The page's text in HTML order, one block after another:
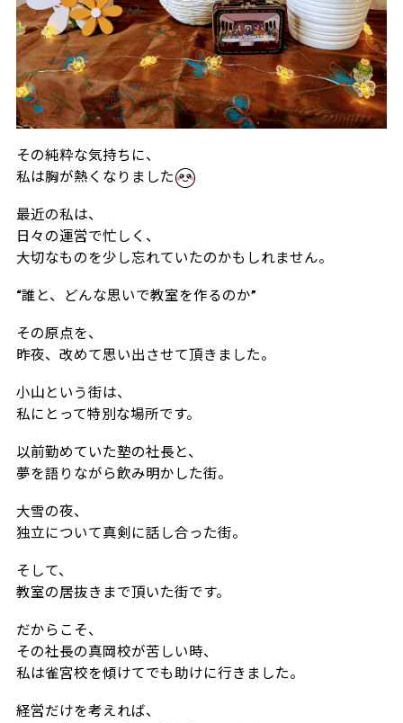
その純粋な気持ちに、
私は胸が熱くなりました
最近の私は、
日々の運営で忙しく、
大切なものを少し忘れていたのかもしれません。
“誰と、どんな思いで教室を作るのか”
その原点を、
昨夜、改めて思い出させて頂きました。
小山という街は、
私にとって特別な場所です。
以前勤めていた塾の社長と、
夢を語りながら飲み明かした街。
大雪の夜、
独立について真剣に話し合った街。
そして、
教室の居抜きまで頂いた街です。
だからこそ、
その社長の真岡校が苦しい時、
私は雀宮校を傾けてでも助けに行きました。
経営だけを考えれば、